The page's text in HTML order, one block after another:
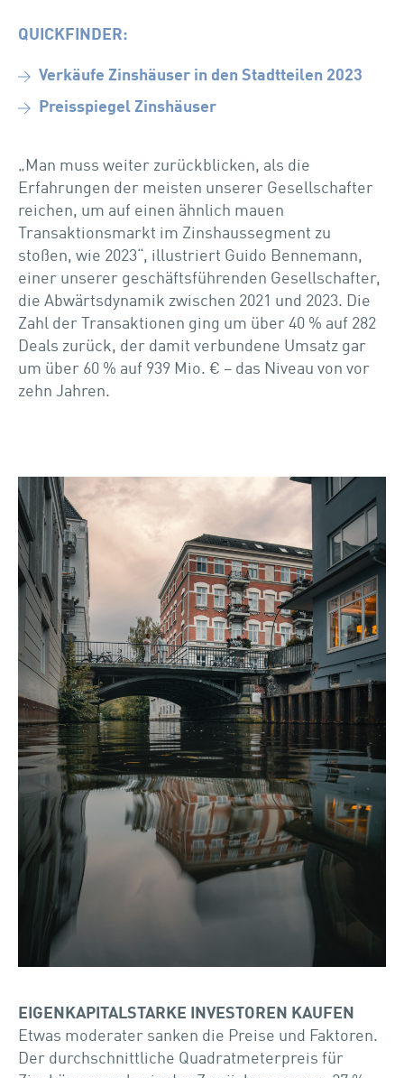
QUICKFINDER:
Verkäufe Zinshäuser in den Stadtteilen 2023
Preisspiegel Zinshäuser
„Man muss weiter zurückblicken, als die
Erfahrungen der meisten unserer Gesellschafter
reichen, um auf einen ähnlich mauen
Transaktionsmarkt im Zinshaussegment zu
stoßen, wie 2023“, illustriert Guido Bennemann,
einer unserer geschäftsführenden Gesellschafter,
die Abwärtsdynamik zwischen 2021 und 2023. Die
Zahl der Transaktionen ging um über 40 % auf 282
Deals zurück, der damit verbundene Umsatz gar
um über 60 % auf 939 Mio. € – das Niveau von vor
zehn Jahren.
EIGENKAPITALSTARKE INVESTOREN KAUFEN
Etwas moderater sanken die Preise und Faktoren.
Der durchschnittliche Quadratmeterpreis für